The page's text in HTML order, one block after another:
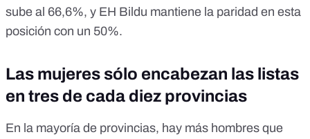
sube al 66,6%, y EH Bildu mantiene la paridad en esta
posición con un 50%.
Las mujeres sólo encabezan las listas
en tres de cada diez provincias
En la mayoría de provincias, hay más hombres que